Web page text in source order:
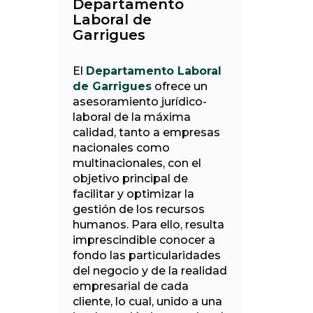
Departamento
Laboral de
Garrigues
El
Departamento Laboral
de Garriguesofrece un
asesoramiento jurídico-
laboral de la máxima
calidad, tanto a empresas
nacionales como
multinacionales, con el
objetivo principal de
facilitar y optimizar la
gestión de los recursos
humanos. Para ello, resulta
imprescindible conocer a
fondo las particularidades
del negocio y de la realidad
empresarial de cada
cliente, lo cual, unido a una